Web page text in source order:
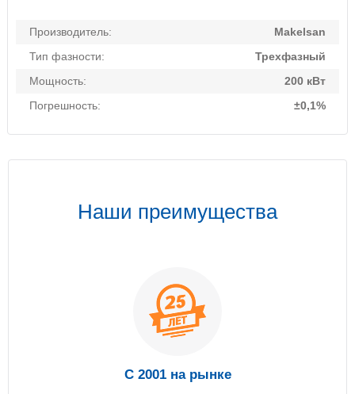
Производитель:
Makelsan
Тип фазности:
Трехфазный
Мощность:
200 кВт
Погрешность:
±0,1%
Наши преимущества
С 2001 на рынке